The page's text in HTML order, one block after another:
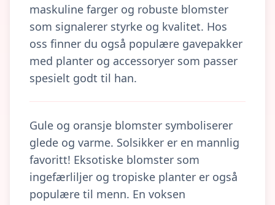
maskuline farger og robuste blomster
som signalerer styrke og kvalitet. Hos
oss finner du også populære gavepakker
med planter og accessoryer som passer
spesielt godt til han.
Gule og oransje blomster symboliserer
glede og varme. Solsikker er en mannlig
favoritt! Eksotiske blomster som
ingefærliljer og tropiske planter er også
populære til menn. En voksen